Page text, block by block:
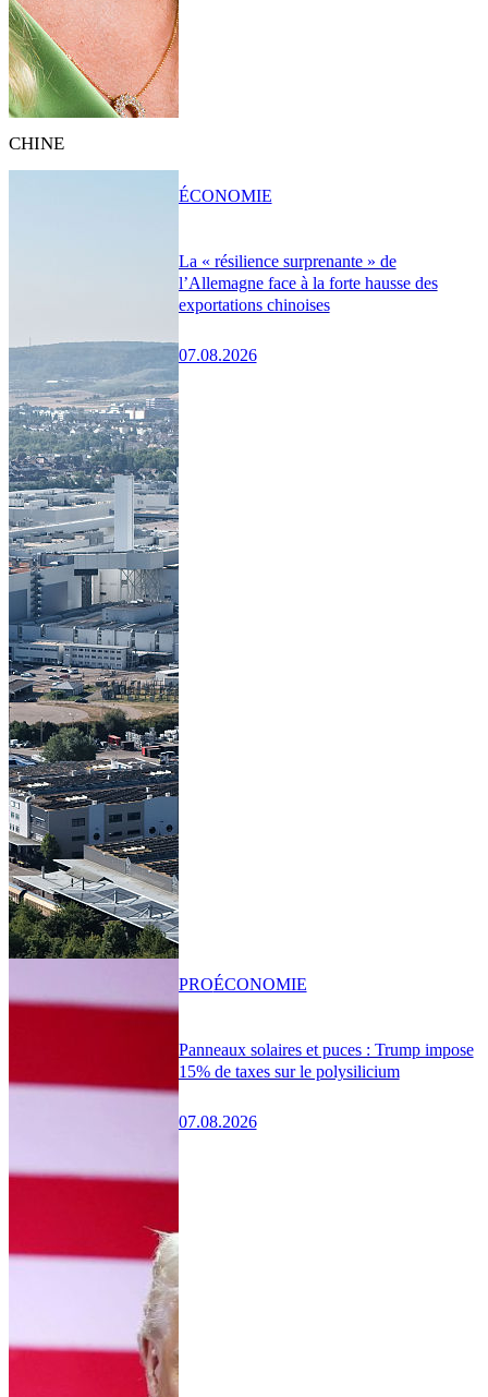
CHINE
La « résilience surprenante » de
l’Allemagne face à la forte hausse des
exportations chinoises
07.08.2026
ÉCONOMIE
Panneaux solaires et puces : Trump impose
15% de taxes sur le polysilicium
07.08.2026
PROÉCONOMIE